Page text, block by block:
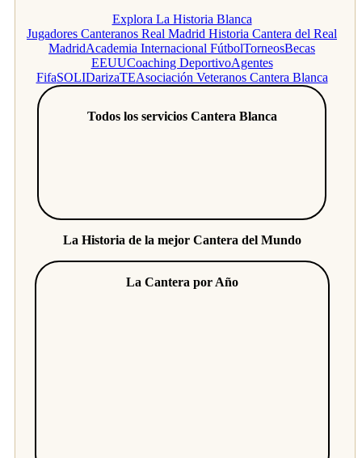
Explora La Historia Blanca
Jugadores Canteranos Real Madrid Historia Cantera del Real
MadridAcademia Internacional FútbolTorneosBecas
EEUUCoaching DeportivoAgentes
FifaSOLIDarizaTEAsociación Veteranos Cantera Blanca
Todos los servicios Cantera Blanca
La Historia de la mejor Cantera del Mundo
La Cantera por Año